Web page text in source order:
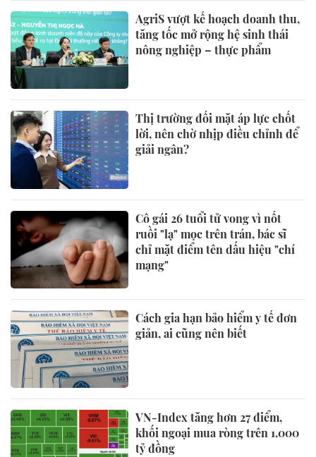
AgriS vượt kế hoạch doanh thu,
tăng tốc mở rộng hệ sinh thái
nông nghiệp – thực phẩm
Thị trường đối mặt áp lực chốt
lời, nên chờ nhịp điều chỉnh để
giải ngân?
Cô gái 26 tuổi tử vong vì nốt
ruồi "lạ" mọc trên trán, bác sĩ
chỉ mặt điểm tên dấu hiệu "chí
mạng"
Cách gia hạn bảo hiểm y tế đơn
giản, ai cũng nên biết
VN-Index tăng hơn 27 điểm,
khối ngoại mua ròng trên 1.000
tỷ đồng